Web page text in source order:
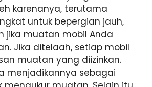
karenanya, terutama
untuk bepergian jauh,
jika muatan mobil Anda
Jika ditelaah, setiap mobil
muatan yang diizinkan.
menjadikannya sebagai